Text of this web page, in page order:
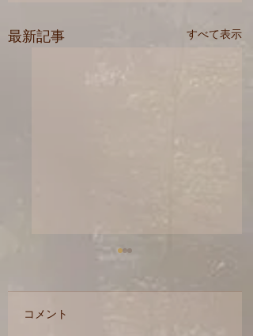
最新記事 すべて表示
コメント